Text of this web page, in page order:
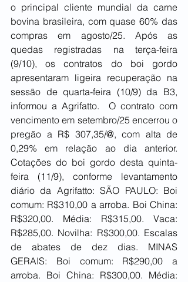
o principal cliente mundial da carne
bovina brasileira, com quase 60% das
compras em agosto/25. Após as
quedas registradas na terça-feira
(9/10), os contratos do boi gordo
apresentaram ligeira recuperação na
sessão de quarta-feira (10/9) da B3,
informou a Agrifatto.  O contrato com
vencimento em setembro/25 encerrou o
pregão a R$ 307,35/@, com alta de
0,29% em relação ao dia anterior.
Cotações do boi gordo desta quinta-
feira (11/9), conforme levantamento
diário da Agrifatto: SÃO PAULO: Boi
comum: R$310,00 a arroba. Boi China:
R$320,00. Média: R$315,00. Vaca:
R$285,00. Novilha: R$300,00. Escalas
de abates de dez dias. MINAS
GERAIS: Boi comum: R$290,00 a
arroba. Boi China: R$300,00. Média: